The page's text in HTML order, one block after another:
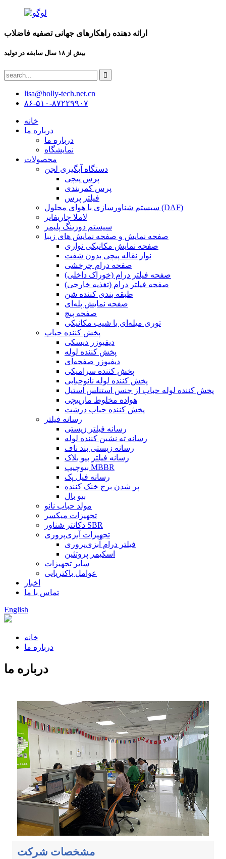
ارائه دهنده راهکارهای جهانی تصفیه فاضلاب
بیش از ۱۸ سال سابقه در تولید
lisa@holly-tech.net.cn
۸۶-۵۱۰-۸۷۲۲۹۹۰۷
خانه
درباره ما
درباره ما
نمایشگاه
محصولات
دستگاه آبگیری لجن
پرس پیچی
پرس کمربندی
فیلتر پرس
سیستم شناورسازی با هوای محلول (DAF)
لاملا چاریفایر
سیستم دوزینگ پلیمر
صفحه نمایش و صفحه نمایش های زیبا
صفحه نمایش مکانیکی نواری
نوار نقاله پیچی بدون شفت
صفحه درام چرخشی
صفحه فیلتر درام (خوراک داخلی)
صفحه فیلتر درام (تغذیه خارجی)
طبقه بندی کننده شن
صفحه نمایش پله‌ای
صفحه پیچ
توری میله‌ای با شیب مکانیکی
پخش کننده حباب
دیفیوزر دیسکی
پخش کننده لوله
دیفیوزر صفحه‌ای
پخش کننده سرامیکی
پخش کننده لوله نانوحبابی
پخش کننده لوله حباب از جنس استنلس استیل
هواده مخلوط مارپیچی
پخش کننده حباب درشت
رسانه فیلتر
رسانه فیلتر زیستی
رسانه ته نشین کننده لوله
رسانه زیستی بند ناف
رسانه فیلتر بیو بلاک
بیوچیپ MBBR
رسانه فیل پک
پر شدن برج خنک کننده
بیو بال
مولد حباب نانو
تجهیزات میکسر
دکانتر شناور SBR
تجهیزات آبزی‌پروری
فیلتر درام آبزی‌پروری
اسکیمر پروتئین
سایر تجهیزات
عوامل باکتریایی
اخبار
تماس با ما
English
خانه
درباره ما
درباره ما
مشخصات شرکت